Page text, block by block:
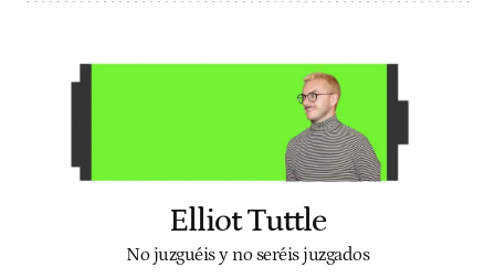
Elliot Tuttle
No juzguéis y no seréis juzgados